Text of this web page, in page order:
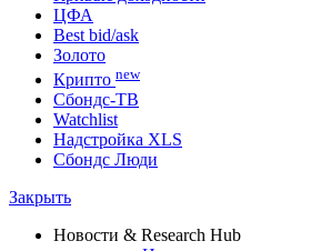
Портфель
Консенсусы
Поиск облигаций (ИИ)
Кривые доходности
ЦФА
Best bid/ask
Золото
Крипто new
Watchlist
Сбондс Люди